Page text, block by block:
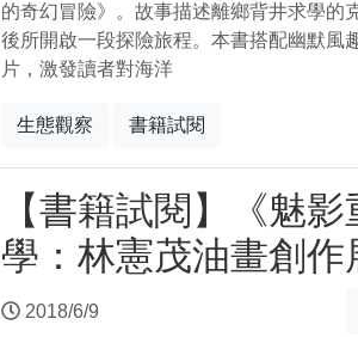
的奇幻冒險》。故事描述離鄉背井求學的
後所開啟一段探險旅程。本書搭配幽默風
片，激發讀者對海洋
生態觀察 書籍試閱
【書籍試閱】《魅
學：林憲茂油畫創作
2018/6/9